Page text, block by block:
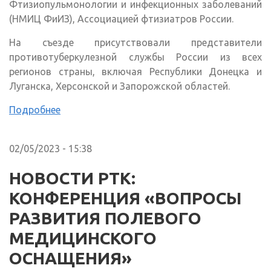
Фтизиопульмонологии и инфекционных заболеваний
(НМИЦ ФиИЗ), Ассоциацией фтизиатров России.
На съезде присутствовали представители
противотуберкулезной службы России из всех
регионов страны, включая Республики Донецка и
Луганска, Херсонской и Запорожской областей.
Подробнее
02/05/2023 - 15:38
НОВОСТИ РТК:
КОНФЕРЕНЦИЯ «ВОПРОСЫ
РАЗВИТИЯ ПОЛЕВОГО
МЕДИЦИНСКОГО
ОСНАЩЕНИЯ»